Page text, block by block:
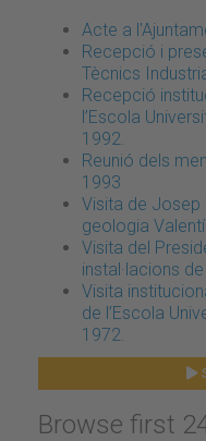
Acte a
Recepció i
Tècnics
Recepció
l’Escola
1992.
Reunió dels
1993
Visita de Josep
geologia
Visita del
instal·lacions de
Visita
de l’Escola
1972.
Browse first